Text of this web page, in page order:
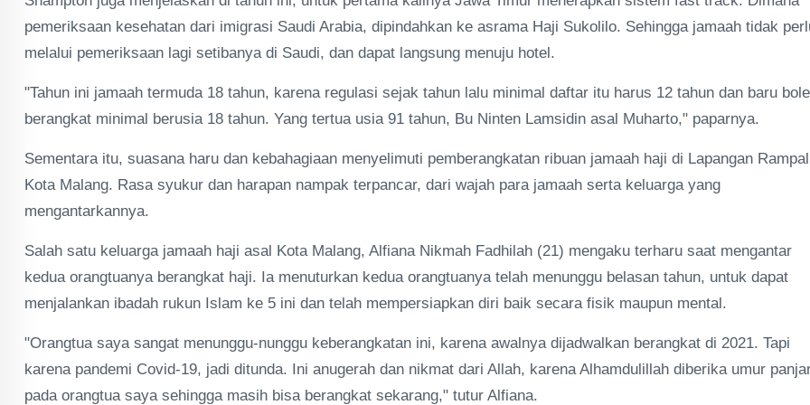
pemeriksaan kesehatan dari imigrasi Saudi Arabia, dipindahkan ke asrama Haji Sukolilo. Sehingga jamaah tidak
melalui pemeriksaan lagi setibanya di Saudi, dan dapat langsung menuju hotel.
"Tahun ini jamaah termuda 18 tahun, karena regulasi sejak tahun lalu minimal daftar itu harus 12 tahun dan baru
berangkat minimal berusia 18 tahun. Yang tertua usia 91 tahun, Bu Ninten Lamsidin asal Muharto," paparnya.
Sementara itu, suasana haru dan kebahagiaan menyelimuti pemberangkatan ribuan jamaah haji di Lapangan
Kota Malang. Rasa syukur dan harapan nampak terpancar, dari wajah para jamaah serta keluarga yang
mengantarkannya.
Salah satu keluarga jamaah haji asal Kota Malang, Alfiana Nikmah Fadhilah (21) mengaku terharu saat mengantar
kedua orangtuanya berangkat haji. Ia menuturkan kedua orangtuanya telah menunggu belasan tahun, untuk dapat
menjalankan ibadah rukun Islam ke 5 ini dan telah mempersiapkan diri baik secara fisik maupun mental.
"Orangtua saya sangat menunggu-nunggu keberangkatan ini, karena awalnya dijadwalkan berangkat di 2021. Tapi
karena pandemi Covid-19, jadi ditunda. Ini anugerah dan nikmat dari Allah, karena Alhamdulillah diberika umur
pada orangtua saya sehingga masih bisa berangkat sekarang," tutur Alfiana.